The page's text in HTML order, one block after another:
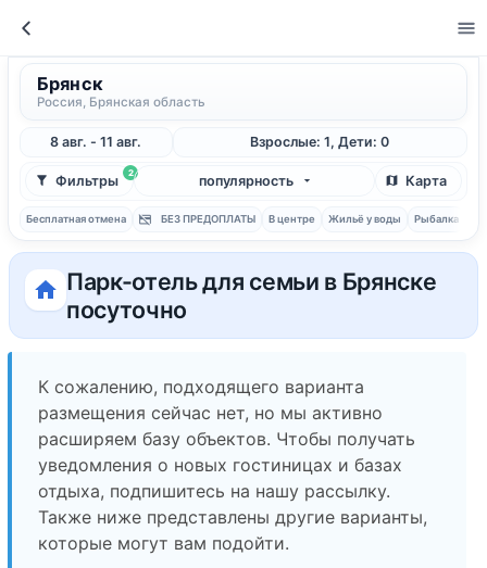
Брянск
Россия, Брянская область
8 авг. - 11 авг. Взрослые: 1, Дети: 0
2
Фильтры популярность Карта
Бесплатная отмена БЕЗ ПРЕДОПЛАТЫ В центре Жильё у воды Рыбалка
Парк-отель для семьи в Брянске
посуточно
К сожалению, подходящего варианта
размещения сейчас нет, но мы активно
расширяем базу объектов. Чтобы получать
уведомления о новых гостиницах и базах
отдыха, подпишитесь на нашу рассылку.
Также ниже представлены другие варианты,
которые могут вам подойти.